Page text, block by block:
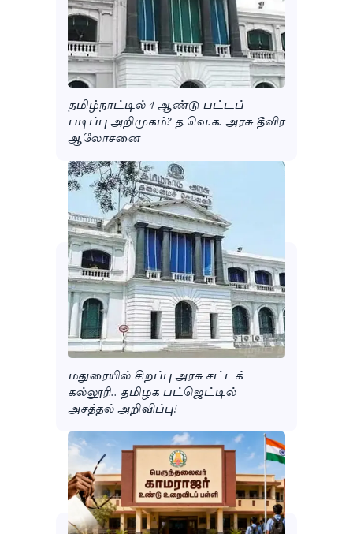
தமிழ்நாட்டில் 4 ஆண்டு பட்டப்
படிப்பு அறிமுகம்? த.வெ.க. அரசு தீவிர
ஆலோசனை
மதுரையில் சிறப்பு அரசு சட்டக்
கல்லூரி.. தமிழக பட்ஜெட்டில்
அசத்தல் அறிவிப்பு!